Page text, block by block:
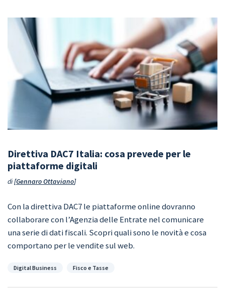
Direttiva DAC7 Italia: cosa prevede per le
piattaforme digitali
di Gennaro Ottaviano
Con la direttiva DAC7 le piattaforme online dovranno
collaborare con l’Agenzia delle Entrate nel comunicare
una serie di dati fiscali. Scopri quali sono le novità e cosa
comportano per le vendite sul web.
Categorie
Digital Business Fisco e Tasse